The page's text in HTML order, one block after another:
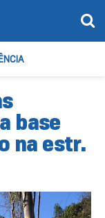
base
na estr.